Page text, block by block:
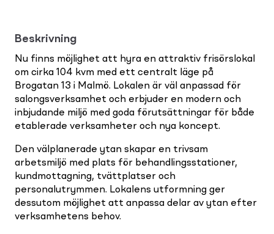
Beskrivning
Nu finns möjlighet att hyra en attraktiv frisörslokal
om cirka 104 kvm med ett centralt läge på
Brogatan 13 i Malmö. Lokalen är väl anpassad för
salongsverksamhet och erbjuder en modern och
inbjudande miljö med goda förutsättningar för både
etablerade verksamheter och nya koncept.
Den välplanerade ytan skapar en trivsam
arbetsmiljö med plats för behandlingsstationer,
kundmottagning, tvättplatser och
personalutrymmen. Lokalens utformning ger
dessutom möjlighet att anpassa delar av ytan efter
verksamhetens behov.